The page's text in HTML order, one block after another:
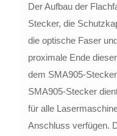
Der Aufbau der
Stecker, die
die optische Faser
proximale Ende
dem SMA905-
SMA905-Stecker
für alle
Anschluss verfügen.